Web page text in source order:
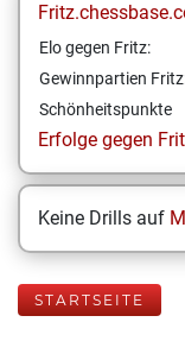
Elo gegen Fritz:
Gewinnpartien
Schönheitspunkte
Erfolge gegen
Keine Drills auf
STARTSEITE